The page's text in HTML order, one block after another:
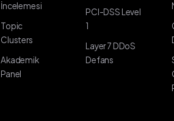
İncelemesi
Topic
Clusters
Akademik
Panel
PCI-DSS Level
1
Layer 7 DDoS
Defans